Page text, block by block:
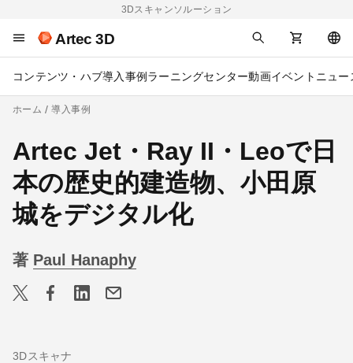
3Dスキャンソルーション
Artec 3D
コンテンツ・ハブ導入事例 ラーニングセンター動画イベント ニュー
ホーム 導入事例
Artec Jet・Ray II・Leoで日
本の歴史的建造物、小田原
城をデジタル化
著 Paul Hanaphy
3Dスキャナ